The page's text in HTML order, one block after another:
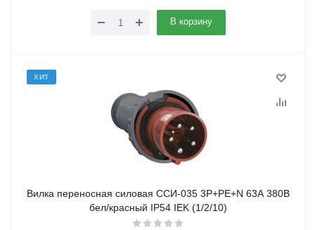
В корзину
ХИТ
Вилка переносная силовая ССИ-035 3Р+РЕ+N 63А 380В
бел/красный IP54 IEK (1/2/10)